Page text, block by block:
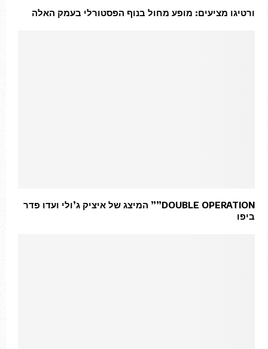
ורטיגו מציעים: מופע מחול בנוף הפסטורלי בעמק האלה
DOUBLE OPERATION”” המיצג של איציק ג’ולי ועדו פדר
ביפו